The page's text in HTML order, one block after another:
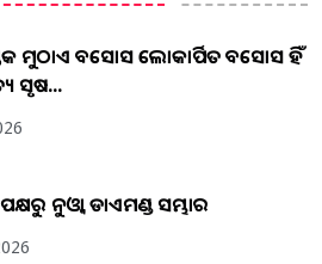
ମୁଠାଏ ଅବସୋସ ଲୋକାର୍ପିତ ଅବସୋସ ହିଁ
ସୃଷ...
ନୁଓ୍ବା ଡାଏମଣ୍ଡ ସମ୍ଭାର